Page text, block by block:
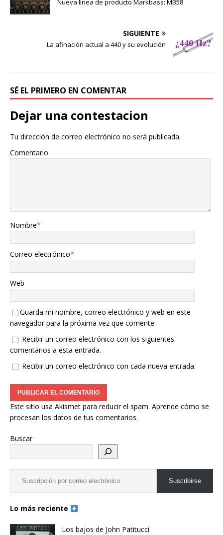
Nueva línea de producto Markbass: MB58
SIGUIENTE
La afinación actual a 440 y su evolución
SÉ EL PRIMERO EN COMENTAR
Dejar una contestacion
Tu dirección de correo electrónico no será publicada.
Comentario
Nombre*
Correo electrónico*
Web
Guarda mi nombre, correo electrónico y web en este
navegador para la próxima vez que comente.
Recibir un correo electrónico con los siguientes
comentarios a esta entrada.
Recibir un correo electrónico con cada nueva entrada.
Este sitio usa Akismet para reducir el spam. Aprende cómo se
procesan los datos de tus comentarios.
Buscar
Suscribirse
Lo más reciente
Los bajos de John Patitucci